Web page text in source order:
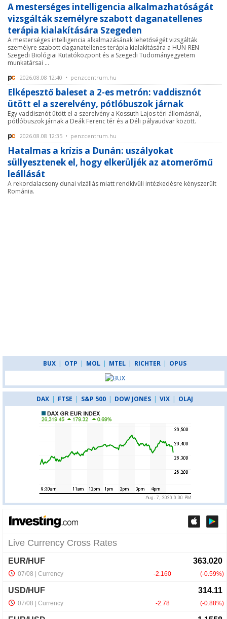
A mesterséges intelligencia alkalmazhatóságát
vizsgálták személyre szabott daganatellenes
terápia kialakítására Szegeden
A mesterséges intelligencia alkalmazásának lehetőségét vizsgálták
személyre szabott daganatellenes terápia kialakítására a HUN-REN
Szegedi Biológiai Kutatóközpont és a Szegedi Tudományegyetem
munkatársai ...
2026.08.08 12:40 • penzcentrum.hu
Elképesztő baleset a 2-es metrón: vaddisznót
ütött el a szerelvény, pótlóbuszok járnak
Egy vaddisznót ütött el a szerelvény a Kossuth Lajos téri állomásnál,
pótlóbuszok járnak a Deák Ferenc tér és a Déli pályaudvar között.
2026.08.08 12:35 • penzcentrum.hu
Hatalmas a krízis a Dunán: uszályokat
süllyesztenek el, hogy elkerüljék az atomerőmű
leállását
A rekordalacsony dunai vízállás miatt rendkívüli intézkedésre kényszerült
Románia.
BUX | OTP | MOL | MTEL | RICHTER | OPUS
DAX | FTSE | S&P 500 | DOW JONES | VIX | OLAJ